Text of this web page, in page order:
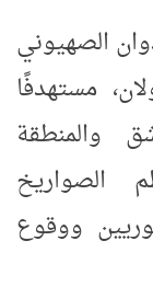
الصهيوني
مستهدفًا
والمنطقة
الصواريخ
ووقوع